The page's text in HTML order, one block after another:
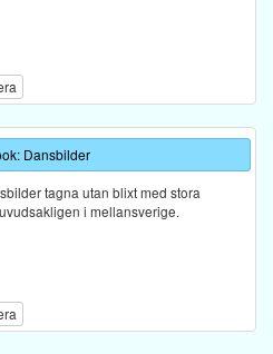
Dansbilder
tagna utan blixt med stora
i mellansverige.